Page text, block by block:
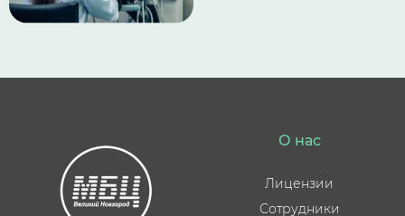
О нас
Лицензии
Сотрудники